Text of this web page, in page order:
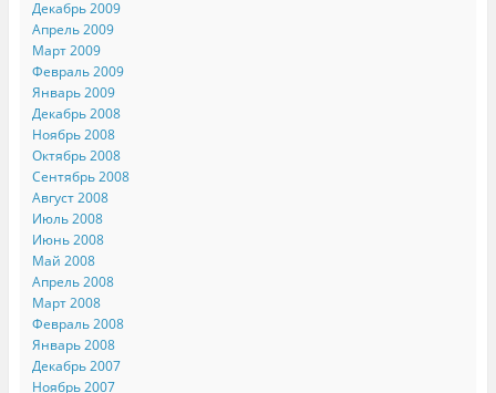
Декабрь 2009
Апрель 2009
Март 2009
Февраль 2009
Январь 2009
Декабрь 2008
Ноябрь 2008
Октябрь 2008
Сентябрь 2008
Август 2008
Июль 2008
Июнь 2008
Май 2008
Апрель 2008
Март 2008
Февраль 2008
Январь 2008
Декабрь 2007
Ноябрь 2007